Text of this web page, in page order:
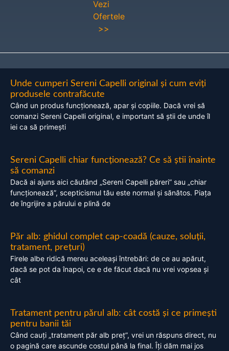
Vezi
Ofertele
>>
Unde cumperi Sereni Capelli original și cum eviți
produsele contrafăcute
Când un produs funcționează, apar și copiile. Dacă vrei să
comanzi Sereni Capelli original, e important să știi de unde îl
iei ca să primești
Sereni Capelli chiar funcționează? Ce să știi înainte
să comanzi
Dacă ai ajuns aici căutând „Sereni Capelli păreri” sau „chiar
funcționează”, scepticismul tău este normal și sănătos. Piața
de îngrijire a părului e plină de
Păr alb: ghidul complet cap-coadă (cauze, soluții,
tratament, prețuri)
Firele albe ridică mereu aceleași întrebări: de ce au apărut,
dacă se pot da înapoi, ce e de făcut dacă nu vrei vopsea și
cât
Tratament pentru părul alb: cât costă și ce primești
pentru banii tăi
Când cauți „tratament păr alb preț”, vrei un răspuns direct, nu
o pagină care ascunde costul până la final. Îți dăm mai jos